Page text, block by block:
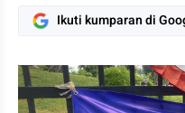
Ikuti kumparan di